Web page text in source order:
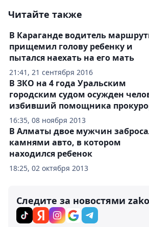
Читайте также
21:41, 21 сентября 2016
В Караганде водитель
прищемил голову ребенку и
пытался наехать на его мать
16:35, 08 ноября 2013
В ЗКО на 4 года Уральским
городским судом осужден
избивший помощника
18:25, 02 октября 2013
В Алматы двое мужчин
камнями авто, в котором
находился ребенок
Следите за новостями